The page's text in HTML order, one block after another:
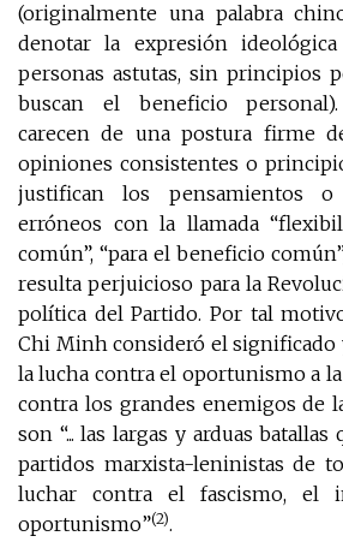
(originalmente una palabra
denotar la expresión
personas astutas, sin principios
buscan el beneficio
carecen de una postura firme
opiniones consistentes o
justifican los pensamientos o
erróneos con la llamada
común”, “para el beneficio
resulta perjuicioso para la
política del Partido. Por tal
Chi Minh consideró el significado
la lucha contra el oportunismo a
contra los grandes enemigos de
son “... las largas y arduas
partidos marxista-leninistas de
luchar contra el fascismo, el
oportunismo”(2).